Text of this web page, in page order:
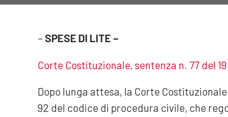
– SPESE DI LITE –
Corte Costituzionale, sentenza n. 77 del
Dopo lunga attesa, la Corte
92 del codice di procedura civile, che